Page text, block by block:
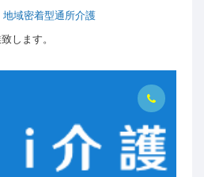
地域密着型通所介護
します。